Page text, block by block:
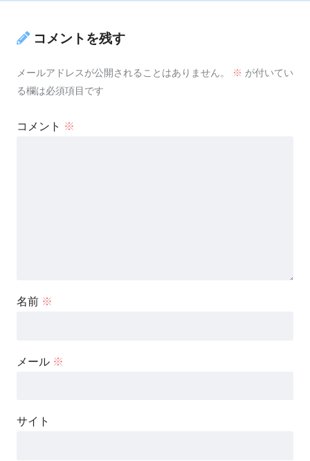
コメントを残す
メールアドレスが公開されることはありません。 ※ が付いてい
る欄は必須項目です
コメント ※
名前 ※
メール ※
サイト